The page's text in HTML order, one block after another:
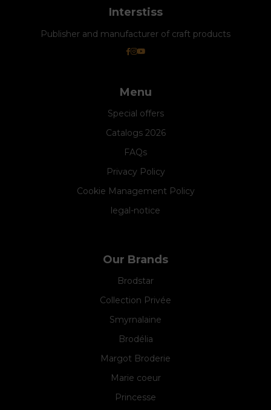
Interstiss
Publisher and manufacturer of craft products
Menu
Special offers
Catalogs 2026
FAQs
Privacy Policy
Cookie Management Policy
legal-notice
Our Brands
Brodstar
Collection Privée
Smyrnalaine
Brodélia
Margot Broderie
Marie coeur
Princesse